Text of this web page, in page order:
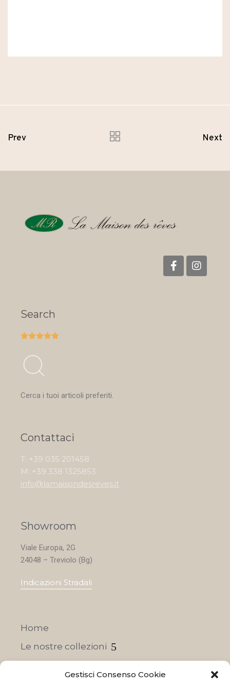
Gestisci Consenso Cookie
Prev Next
Search

Cerca i tuoi articoli preferiti.
Contattaci
T: +39 035 201458
M: +39 338 1325853
info@lamaisondesreves.it
Showroom
Viale Europa, 2G
24048 – Treviolo (Bg)
Indicazioni Stradali
Home
Le nostre collezioni